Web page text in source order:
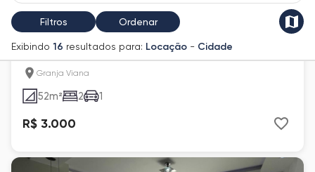
Filtros Ordenar
Exibindo 16 resultados para: Locação - Cidade
com 2 quartos, com 52 m², Harmonia Florae
Granja Viana
52m² 2 1
R$ 3.000